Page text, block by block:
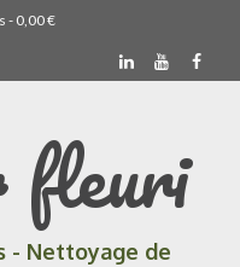
- 0,00€
fleuri
- Nettoyage de